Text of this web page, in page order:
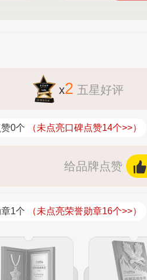
x2 五星好评
0个 （未点亮口碑点赞14个>>）
给品牌点赞
1个 （未点亮荣誉勋章16个>>）